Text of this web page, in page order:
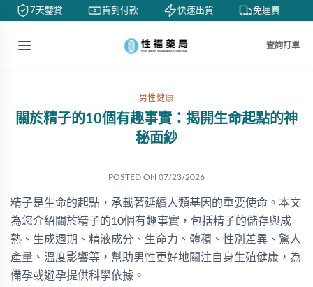
7天鑒賞 貨到付款 快速出貨 免運費
查詢訂單
男性健康
關於精子的10個有趣事實：揭開生命起點的神
秘面紗
POSTED ON 07/23/2026
精子是生命的起點，承載著延續人類基因的重要使命。本文
為您介紹關於精子的10個有趣事實，包括精子的儲存與成
熟、生成週期、精液成分、生命力、體積、性別差異、驚人
產量、溫度影響等，幫助男性更好地關注自身生殖健康，為
備孕或避孕提供科學依據。